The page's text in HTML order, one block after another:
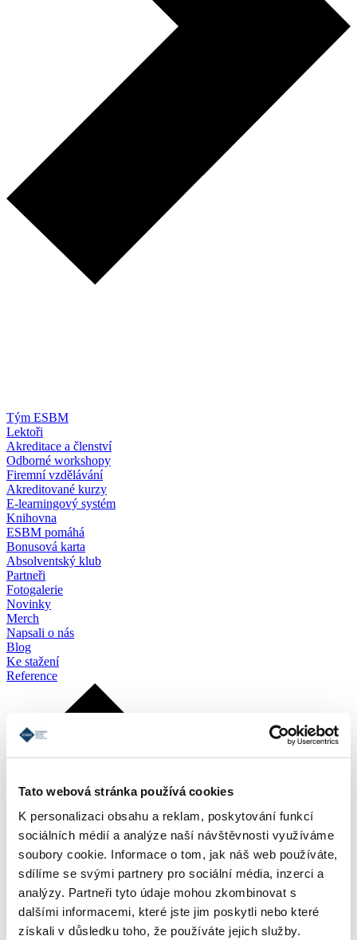
Tato webová stránka používá cookies
K personalizaci obsahu a reklam, poskytování funkcí
sociálních médií a analýze naší návštěvnosti využíváme
soubory cookie. Informace o tom, jak náš web používáte,
sdílíme se svými partnery pro sociální média, inzerci a
analýzy. Partneři tyto údaje mohou zkombinovat s
dalšími informacemi, které jste jim poskytli nebo které
získali v důsledku toho, že používáte jejich služby.
Tým ESBM
Lektoři
Akreditace a členství
Odborné workshopy
Firemní vzdělávání
Akreditované kurzy
E-learningový systém
Knihovna
ESBM pomáhá
Bonusová karta
Absolventský klub
Partneři
Fotogalerie
Novinky
Merch
Napsali o nás
Blog
Ke stažení
Reference